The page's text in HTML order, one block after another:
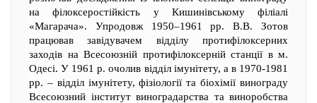
на філоксеростійкість у Кишинівському філіалі
«Магарача». Упродовж 1950–1961 pp. В.В. Зотов
працював завідувачем відділу протифілоксерних
заходів на Всесоюзній протифілоксерній станції в м.
Одесі. У 1961 р. очолив відділ імунітету, а в 1970-1981
рр. – відділ імунітету, фізіології та біохімії винограду
Всесоюзний інститут виноградарства та виноробства